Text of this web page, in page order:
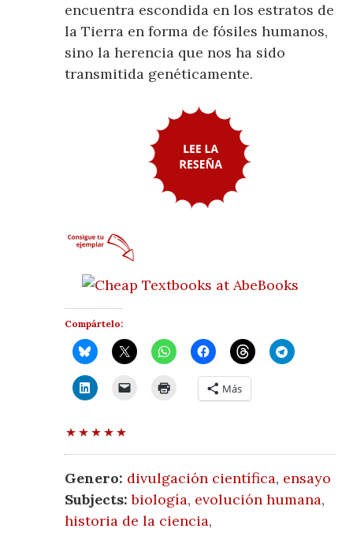
encuentra escondida en los estratos de
la Tierra en forma de fósiles humanos,
sino la herencia que nos ha sido
transmitida genéticamente.
Compártelo:
Más
Genero: divulgación científica, ensayo
Subjects: biología, evolución humana,
historia de la ciencia,